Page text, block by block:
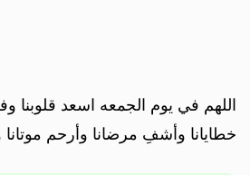
اللهم في يوم الجمعه اسعد قلوبنا
خطايانا وأشفِ مرضانا وأرحم